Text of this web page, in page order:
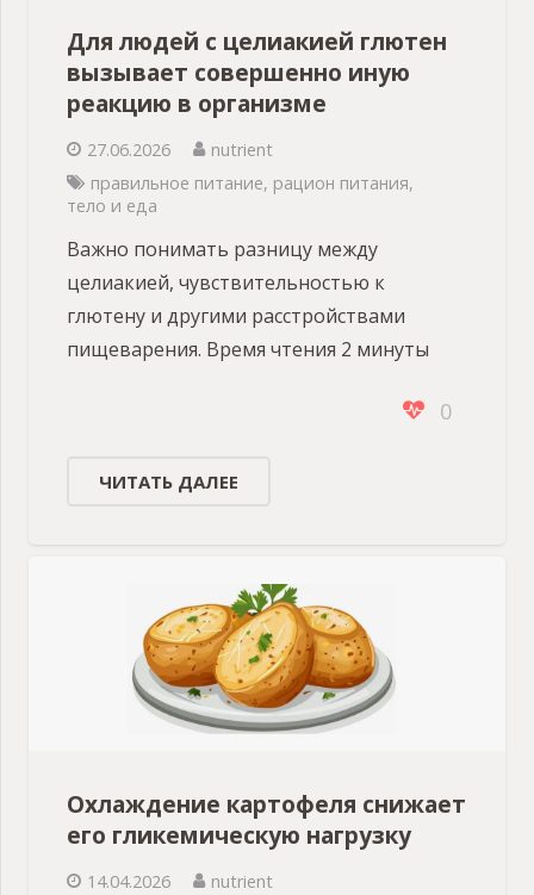
Для людей с целиакией глютен
вызывает совершенно иную
реакцию в организме
27.06.2026
nutrient
правильное питание, рацион питания,
тело и еда
Важно понимать разницу между
целиакией, чувствительностью к
глютену и другими расстройствами
пищеварения. Время чтения 2 минуты
0
ЧИТАТЬ ДАЛЕЕ
Охлаждение картофеля снижает
его гликемическую нагрузку
14.04.2026
nutrient